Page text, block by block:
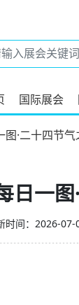
国际展会
·二十四节气
日一
时间：2026-07-